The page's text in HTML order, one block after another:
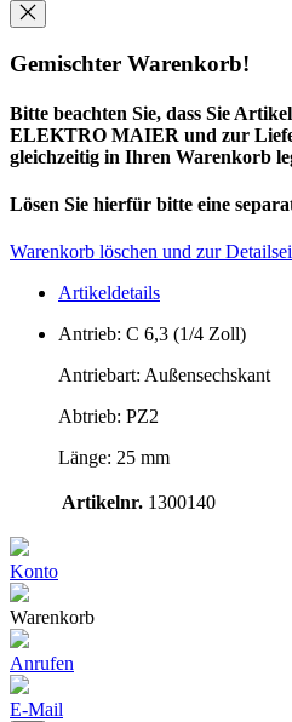
Gemischter Warenkorb!
Bitte beachten Sie, dass Sie
ELEKTRO MAIER und zur
gleichzeitig in Ihren Warenkorb
Lösen Sie hierfür bitte eine
Warenkorb löschen und zur
Artikeldetails
Antrieb: C 6,3 (1/4 Zoll)
Antriebart: Außensechskant
Abtrieb: PZ2
Länge: 25 mm
Artikelnr. 1300140
Konto
Warenkorb
Anrufen
E-Mail